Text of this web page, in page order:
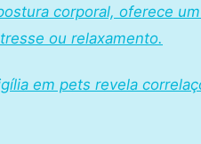
corporal, oferece
ou relaxamento.
em pets revela